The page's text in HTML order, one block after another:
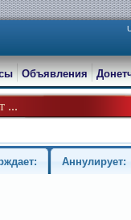
...
Объявления
Аннулирует: